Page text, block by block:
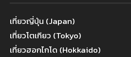
เที่ยวญี่ปุ่น (Japan)
เที่ยวโตเกียว (Tokyo)
เที่ยวฮอกไกโด (Hokkaido)